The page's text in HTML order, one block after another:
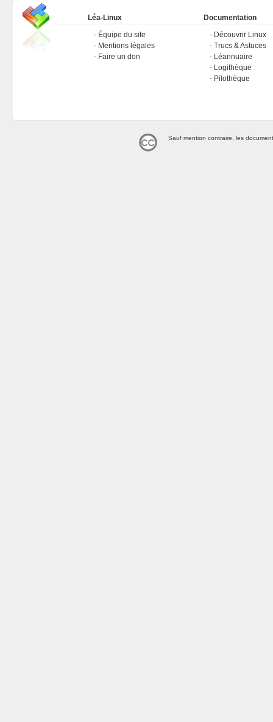
Léa-Linux
Équipe du site
Mentions légales
Faire un don
Documentation
Découvrir Linux
Trucs & Astuces
Léannuaire
Logithèque
Pilothèque
Sauf mention contraire, les